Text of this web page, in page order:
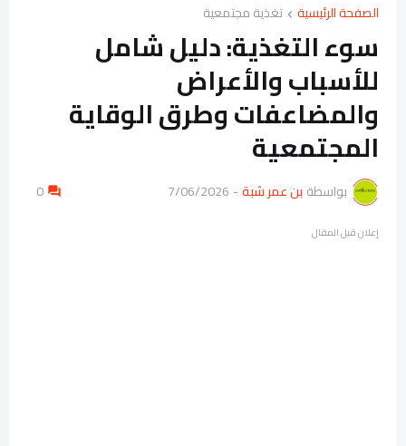
الصفحة الرئيسية تغذية مجتمعية
سوء التغذية: دليل شامل
للأسباب والأعراض
والمضاعفات وطرق الوقاية
المجتمعية
بواسطة بن عمر شبة-
7/06/2026
0
إعلان قبل المقال